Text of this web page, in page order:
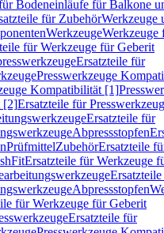
Bodeneinläufe für Balkone
für ZubehörWerkzeuge
WerkzeugeWerkzeuge
für Werkzeuge für Geberit
Ersatzteile für
Presswerkzeuge
Kompatibilität [1]
[2]Ersatzteile für
Ersatzteile für
Abpressstopfen
PrüfmittelZubehörErsatzteile
Ersatzteile für Werkzeuge
Abpressstopfen
für Werkzeuge für Geberit
Ersatzteile für